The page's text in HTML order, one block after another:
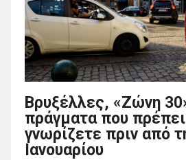
Βρυξέλλες, «Ζώνη
πράγματα που
γνωρίζετε πριν από
Ιανουαρίου